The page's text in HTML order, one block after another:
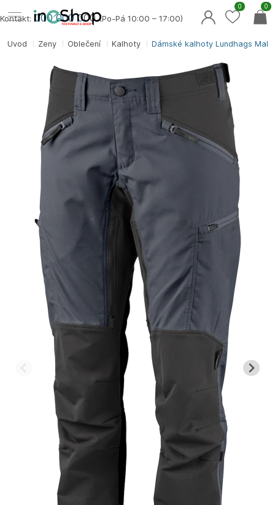
Úvod Ženy Oblečení Kalhoty Dámské kalhoty Lundhags
Kontakt: 000 000 000(Po-Pá 10:00 – 17:00)
0
0